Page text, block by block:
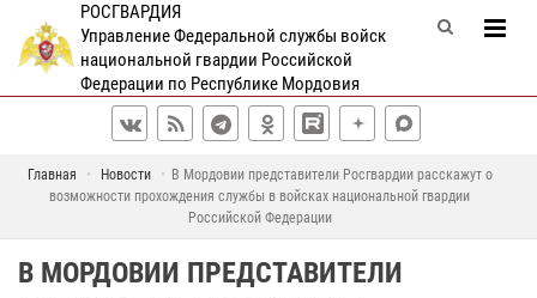
РОСГВАРДИЯ
Управление Федеральной службы войск
национальной гвардии Российской
Федерации по Республике Мордовия
Главная Новости
В Мордовии представители Росгвардии расскажут о
возможности прохождения службы в войсках национальной гвардии
Российской Федерации
В МОРДОВИИ ПРЕДСТАВИТЕЛИ